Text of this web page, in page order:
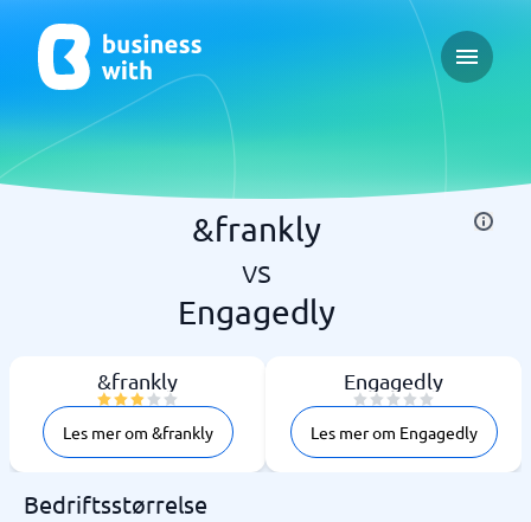
Open
&frankly
vs
Engagedly
&frankly
Les mer om &frankly
Engagedly
Les mer om Engagedly
Bedriftsstørrelse